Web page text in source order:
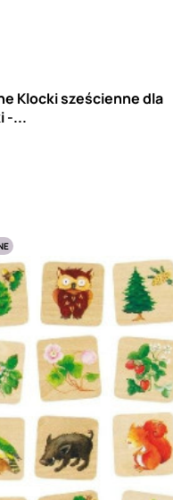
Klocki sześcienne dla
-...